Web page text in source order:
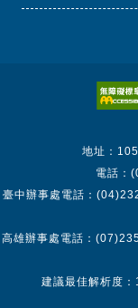
地址：
電話：
臺中辦事處電話：
高雄辦事處電話：
建議最佳解析度